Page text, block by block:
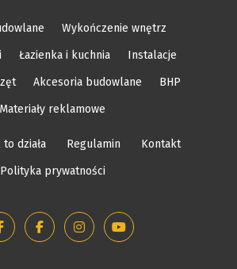
Wykończenie wnętrz
Łazienka i kuchnia
Instalacje
Akcesoria budowlane
BHP
Materiały reklamowe
działa Regulamin
Kontakt
Polityka prywatności